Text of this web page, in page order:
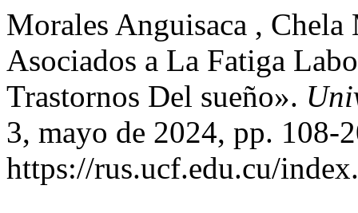
Morales Anguisaca ,
Asociados a La Fatiga
Trastornos Del sueño».
3, mayo de 2024, pp. 108-
https://rus.ucf.edu.cu/